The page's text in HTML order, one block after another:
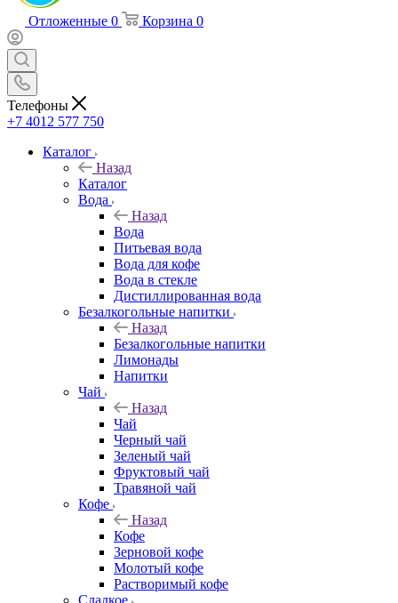
Отложенные 0 Корзина 0
Телефоны
+7 4012 577 750
Каталог
Назад
Каталог
Вода
Назад
Вода
Питьевая вода
Вода для кофе
Вода в стекле
Дистиллированная вода
Безалкогольные напитки
Назад
Безалкогольные напитки
Лимонады
Напитки
Чай
Назад
Чай
Черный чай
Зеленый чай
Фруктовый чай
Травяной чай
Кофе
Назад
Кофе
Зерновой кофе
Молотый кофе
Растворимый кофе
Сладкое